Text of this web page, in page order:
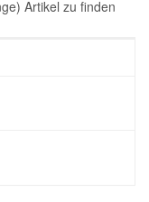
Artikel zu finden